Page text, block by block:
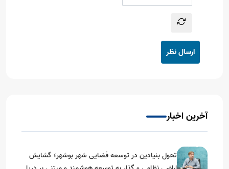
ارسال نظر
آخرین اخبار
تحول بنیادین در توسعه فضایی شهر بوشهر؛ گشایش